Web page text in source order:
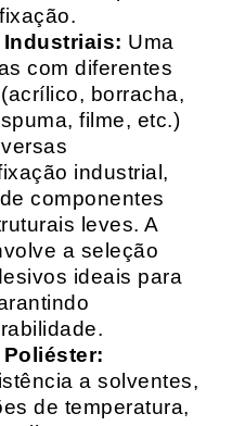
Industriais: Uma
com diferentes
borracha,
filme, etc.)
industrial,
componentes
leves. A
a seleção
ideais para
a solventes,
de temperatura,